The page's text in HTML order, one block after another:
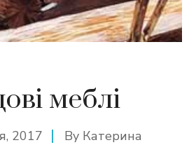
меблі
2017 By Катерина